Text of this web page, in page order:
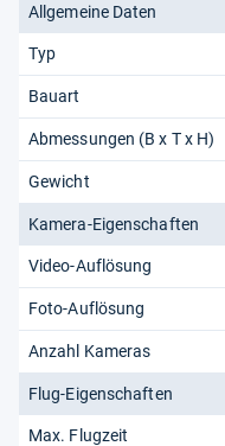
Allgemeine Daten
Typ
Bauart
Abmessungen (B x T x H)
Gewicht
Kamera-Eigenschaften
Video-Auflösung
Foto-Auflösung
Anzahl Kameras
Flug-Eigenschaften
Max. Flugzeit